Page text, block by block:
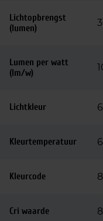
Lichtopbrengst
(lumen)
Lumen per watt
(lm/w)
Lichtkleur
Kleurtemperatuur
Kleurcode
Cri waarde